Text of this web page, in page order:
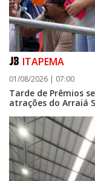
07/08/2026 | 07:00
Itapema se destaca no
ITAPEMA
01/08/2026 | 07:00
Tarde de Prêmios
atrações do Arraiá